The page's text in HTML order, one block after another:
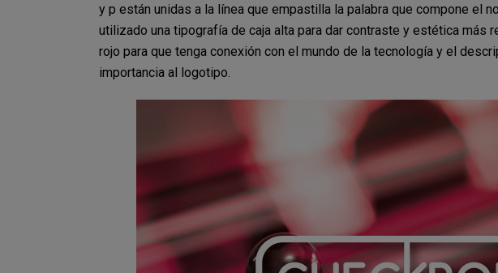
y p están unidas a la línea que empastilla la palabra que compone el
utilizado una tipografía de caja alta para dar contraste y estética más
rojo para que tenga conexión con el mundo de la tecnología y el
importancia al logotipo.